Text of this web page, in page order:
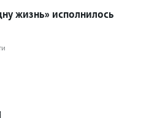
жизнь» исполнилось